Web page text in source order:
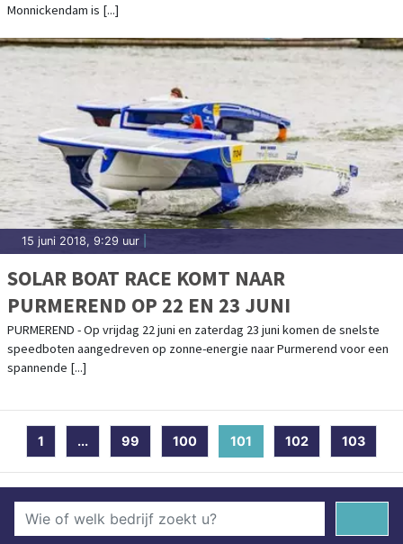
Monnickendam is [...]
15 juni 2018, 9:29 uur
SOLAR BOAT RACE KOMT NAAR
PURMEREND OP 22 EN 23 JUNI
PURMEREND - Op vrijdag 22 juni en zaterdag 23 juni komen de snelste
speedboten aangedreven op zonne-energie naar Purmerend voor een
spannende [...]
1 ... 99 100 101 (current)
102 103